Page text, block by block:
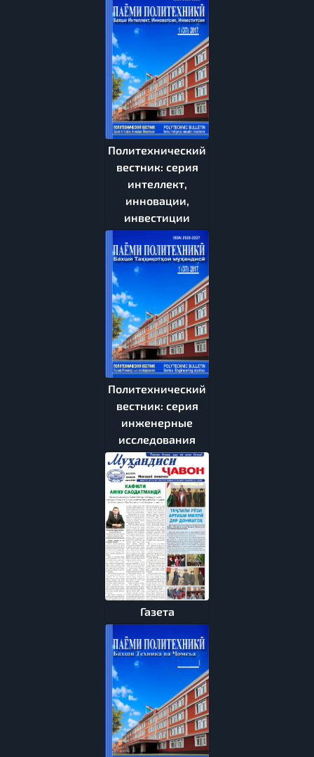
Политехнический
вестник: серия
интеллект,
инновации,
инвестиции
Политехнический
вестник: серия
инженерные
исследования
Газета